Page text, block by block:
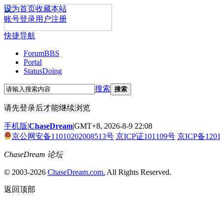
设为首页收藏本站
账号登录用户注册
快捷导航
ForumBBS
Portal
StatusDoing
搜索 搜索
请先登录后才能继续浏览
手机版|ChaseDream|GMT+8, 2026-8-9 22:08
京公网安备11010202008513号 京ICP证101109号 京ICP备
ChaseDream 论坛
© 2003-2026 ChaseDream.com. All Rights Reserved.
返回顶部